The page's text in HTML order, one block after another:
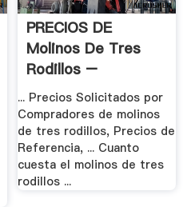
PRECIOS DE
Molinos De Tres
Rodillos –
Información ...
... Precios Solicitados por
Compradores de molinos
de tres rodillos, Precios de
Referencia, ... Cuanto
cuesta el molinos de tres
rodillos ...